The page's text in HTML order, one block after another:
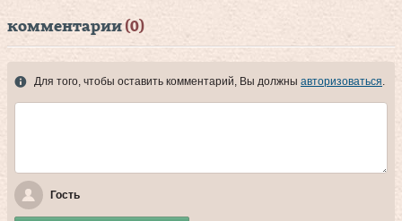
комментарии (0)
Для того, чтобы оставить комментарий, Вы должны авторизоваться.
Гость